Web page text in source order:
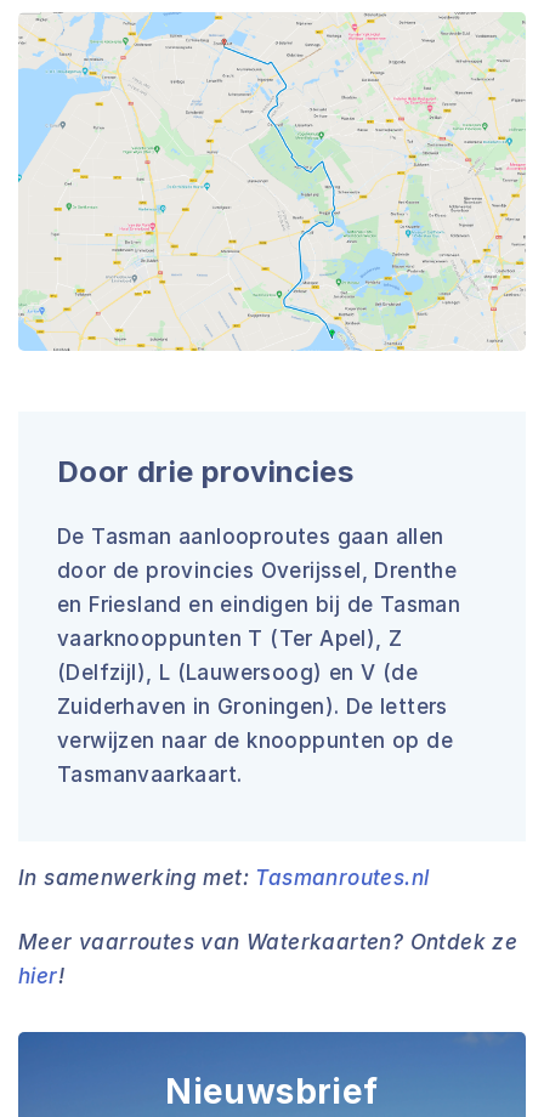
Door drie provincies
De Tasman aanlooproutes gaan allen
door de provincies Overijssel, Drenthe
en Friesland en eindigen bij de Tasman
vaarknooppunten T (Ter Apel), Z
(Delfzijl), L (Lauwersoog) en V (de
Zuiderhaven in Groningen). De letters
verwijzen naar de knooppunten op de
Tasmanvaarkaart.
In samenwerking met: Tasmanroutes.nl
Meer vaarroutes van Waterkaarten? Ontdek ze
hier!
Nieuwsbrief